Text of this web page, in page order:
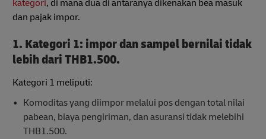
kategori, di mana dua di antaranya dikenakan bea masuk
dan pajak impor.
1. Kategori 1: impor dan sampel bernilai tidak
lebih dari THB1.500.
Kategori 1 meliputi:
Komoditas yang diimpor melalui pos dengan total nilai
pabean, biaya pengiriman, dan asuransi tidak melebihi
THB1.500.